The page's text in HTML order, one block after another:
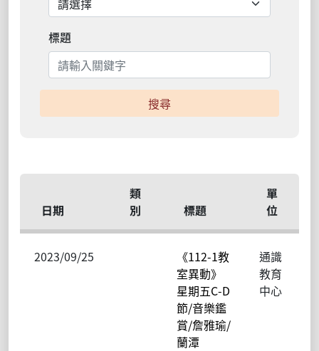
標題
搜尋
日期
類
別
標題
單
位
2023/09/25
《112-1教
室異動》
星期五C-D
節/音樂鑑
賞/詹雅瑜/
蘭潭
通識
教育
中心